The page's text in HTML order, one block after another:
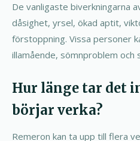
De vanligaste biverkningarna
dåsighet, yrsel, ökad aptit,
förstoppning. Vissa personer
illamående, sömnproblem och
Hur länge tar det
börjar verka?
Remeron kan ta upp till flera